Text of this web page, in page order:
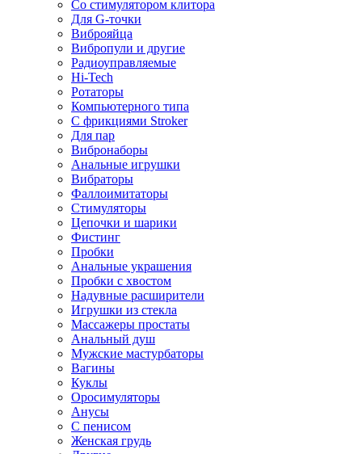
Со стимулятором клитора
Для G-точки
Виброяйца
Вибропули и другие
Радиоуправляемые
Hi-Tech
Ротаторы
Компьютерного типа
С фрикциями Stroker
Для пар
Вибронаборы
Анальные игрушки
Вибраторы
Фаллоимитаторы
Стимуляторы
Цепочки и шарики
Фистинг
Пробки
Анальные украшения
Пробки с хвостом
Надувные расширители
Игрушки из стекла
Массажеры простаты
Анальный душ
Мужские мастурбаторы
Вагины
Куклы
Оросимуляторы
Анусы
С пенисом
Женская грудь